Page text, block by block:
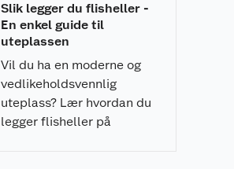
Slik legger du flisheller -
En enkel guide til
uteplassen
Vil du ha en moderne og
vedlikeholdsvennlig
uteplass? Lær hvordan du
legger flisheller på